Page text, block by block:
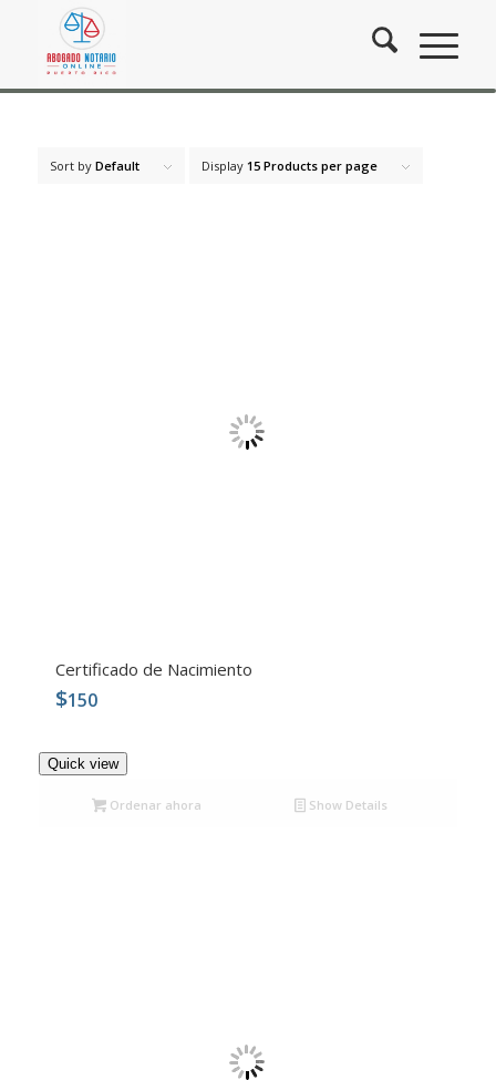
Sort by Default Display 15 Products per page
Certificado de Nacimiento
$150
Quick view
Ordenar ahora Show Details